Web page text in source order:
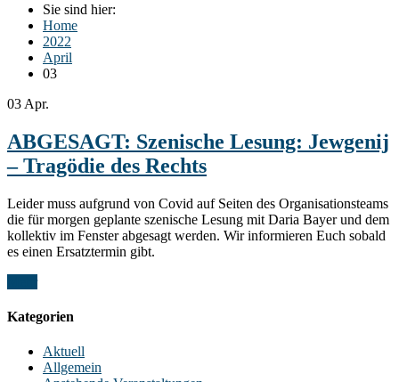
Sie sind hier:
Home
2022
April
03
03 Apr.
ABGESAGT: Szenische Lesung: Jewgenij
– Tragödie des Rechts
Leider muss aufgrund von Covid auf Seiten des Organisationsteams
die für morgen geplante szenische Lesung mit Daria Bayer und dem
kollektiv im Fenster abgesagt werden. Wir informieren Euch sobald
es einen Ersatztermin gibt.
Kategorien
Aktuell
Allgemein